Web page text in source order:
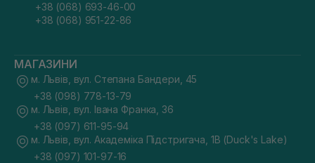
+38 (068) 693-46-00
+38 (068) 951-22-86
МАГАЗИНИ
м. Львів, вул. Степана Бандери, 45
+38 (098) 778-13-79
м. Львів, вул. Івана Франка, 36
+38 (097) 611-95-94
м. Львів, вул. Академіка Підстригача, 1В (Duck's Lake)
+38 (097) 101-97-16